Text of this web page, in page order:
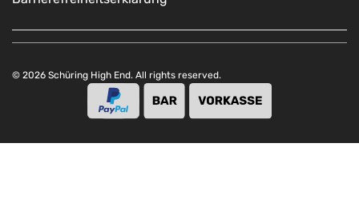
© 2026 Schüring High End. All rights reserved.